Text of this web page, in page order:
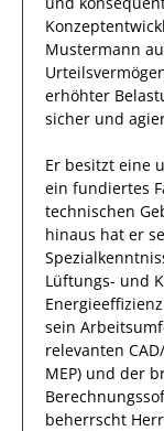
Mustermann
erhöhter
sicher und
Er besitzt eine
ein fundiertes
technischen
hinaus hat er
Lüftungs- und
sein
relevanten
MEP) und der
beherrscht Herr